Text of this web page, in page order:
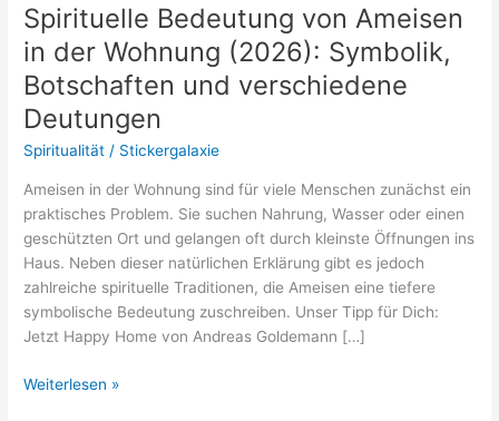
Spirituelle Bedeutung von Ameisen
in der Wohnung (2026): Symbolik,
Botschaften und verschiedene
Deutungen
Spiritualität / Stickergalaxie
Ameisen in der Wohnung sind für viele Menschen zunächst ein
praktisches Problem. Sie suchen Nahrung, Wasser oder einen
geschützten Ort und gelangen oft durch kleinste Öffnungen ins
Haus. Neben dieser natürlichen Erklärung gibt es jedoch
zahlreiche spirituelle Traditionen, die Ameisen eine tiefere
symbolische Bedeutung zuschreiben. Unser Tipp für Dich:
Jetzt Happy Home von Andreas Goldemann […]
Spirituelle
Weiterlesen »